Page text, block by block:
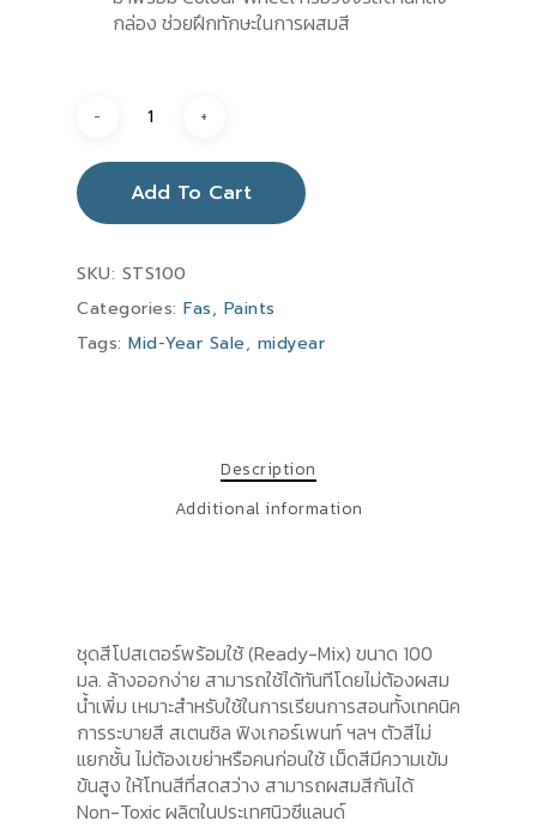
กล่อง ช่วยฝึกทักษะในการผสมสี
Add To Cart
SKU: STS100
Categories: Fas, Paints
Tags: Mid-Year Sale, midyear
Description
Additional information
ชุดสีโปสเตอร์พร้อมใช้ (Ready-Mix) ขนาด 100
มล. ล้างออกง่าย สามารถใช้ได้ทันทีโดยไม่ต้องผสม
น้ำเพิ่ม เหมาะสำหรับใช้ในการเรียนการสอนทั้งเทคนิค
การระบายสี สเตนซิล ฟิงเกอร์เพนท์ ฯลฯ ตัวสีไม่
แยกชั้น ไม่ต้องเขย่าหรือคนก่อนใช้ เม็ดสีมีความเข้ม
ข้นสูง ให้โทนสีที่สดสว่าง สามารถผสมสีกันได้
Non-Toxic ผลิตในประเทศนิวซีแลนด์